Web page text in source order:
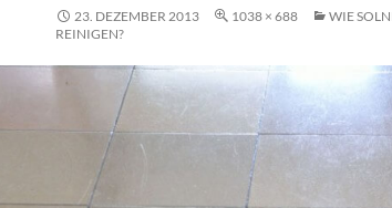
23. DEZEMBER 2013 1038 × 688
WIE
REINIGEN?